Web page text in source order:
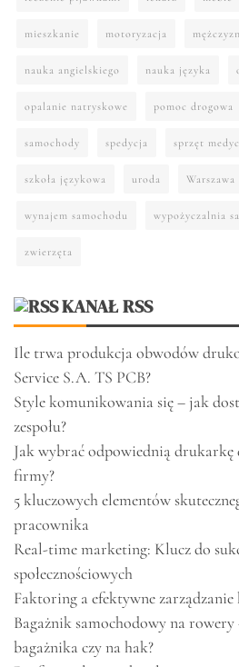
mieszkanie motoryzacja mężczyzn
nauka angielskiego nauka języka
opalanie natryskowe pomoc drogowa
samochody spedycja sprzęt
szkoła językowa uroda Warszawa
wynajem samochodu wypożyczalnia
zwierzęta
KANAŁ RSS
Ile trwa produkcja obwodów
Service S.A. TS PCB?
Style komunikowania się – jak
zespołu?
Jak wybrać odpowiednią
firmy?
5 kluczowych elementów
pracownika
Real-time marketing: Klucz do
społecznościowych
Faktoring a efektywne
Bagażnik samochodowy na rowery
bagażnika czy na hak?